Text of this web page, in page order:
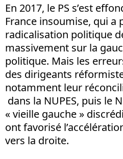
En 2017, le PS s’est
France insoumise, qui a
radicalisation politique
massivement sur la
politique. Mais les
des dirigeants
notamment leur
dans la NUPES, puis le
« vieille gauche »
ont favorisé
vers la droite.